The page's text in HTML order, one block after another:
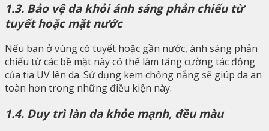
1.3. Bảo vệ da khỏi ánh sáng phản chiếu từ
tuyết hoặc mặt nước
Nếu bạn ở vùng có tuyết hoặc gần nước, ánh sáng phản
chiếu từ các bề mặt này có thể làm tăng cường tác động
của tia UV lên da. Sử dụng kem chống nắng sẽ giúp da an
toàn hơn trong những điều kiện này.
1.4. Duy trì làn da khỏe mạnh, đều màu